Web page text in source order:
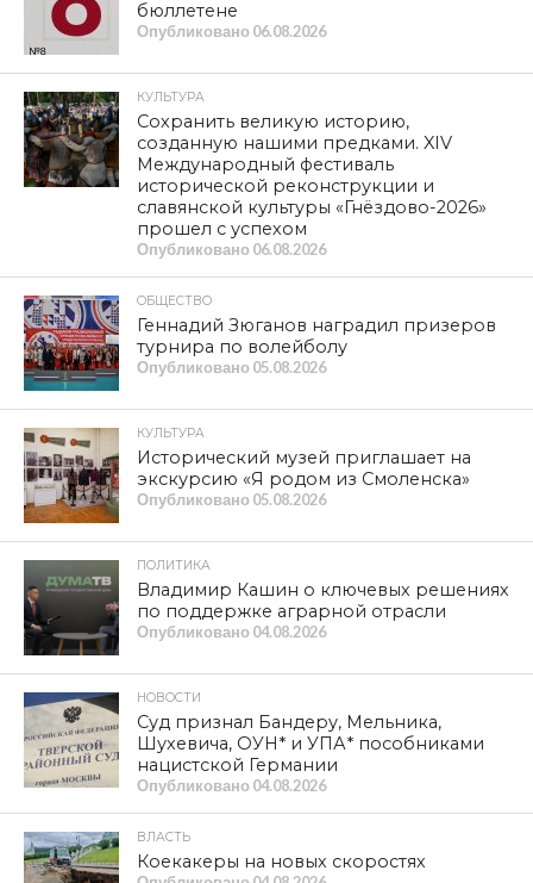
бюллетене
Опубликовано 06.08.2026
КУЛЬТУРА
Сохранить великую историю,
созданную нашими предками. XIV
Международный фестиваль
исторической реконструкции и
славянской культуры «Гнёздово-2026»
прошел с успехом
Опубликовано 06.08.2026
ОБЩЕСТВО
Геннадий Зюганов наградил призеров
турнира по волейболу
Опубликовано 05.08.2026
КУЛЬТУРА
Исторический музей приглашает на
экскурсию «Я родом из Смоленска»
Опубликовано 05.08.2026
ПОЛИТИКА
Владимир Кашин о ключевых решениях
по поддержке аграрной отрасли
Опубликовано 04.08.2026
НОВОСТИ
Суд признал Бандеру, Мельника,
Шухевича, ОУН* и УПА* пособниками
нацистской Германии
Опубликовано 04.08.2026
ВЛАСТЬ
Коекакеры на новых скоростях